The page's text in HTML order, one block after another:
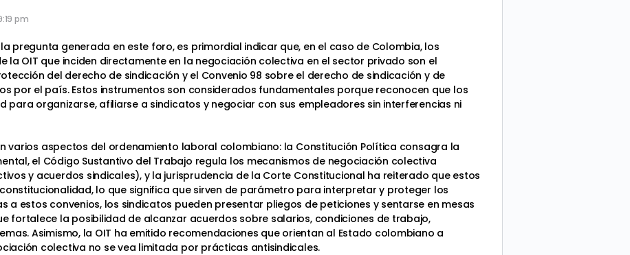
pm
pregunta generada en este foro, es primordial indicar que, en el caso de Colombia, los
la OIT que inciden directamente en la negociación colectiva en el sector privado son el
del derecho de sindicación y el Convenio 98 sobre el derecho de sindicación y de
por el país. Estos instrumentos son considerados fundamentales porque reconocen que los
organizarse, afiliarse a sindicatos y negociar con sus empleadores sin interferencias ni
varios aspectos del ordenamiento laboral colombiano: la Constitución Política consagra la
el Código Sustantivo del Trabajo regula los mecanismos de negociación colectiva
y acuerdos sindicales), y la jurisprudencia de la Corte Constitucional ha reiterado que estos
lo que significa que sirven de parámetro para interpretar y proteger los
a estos convenios, los sindicatos pueden presentar pliegos de peticiones y sentarse en mesas
fortalece la posibilidad de alcanzar acuerdos sobre salarios, condiciones de trabajo,
Asimismo, la OIT ha emitido recomendaciones que orientan al Estado colombiano a
colectiva no se vea limitada por prácticas antisindicales.